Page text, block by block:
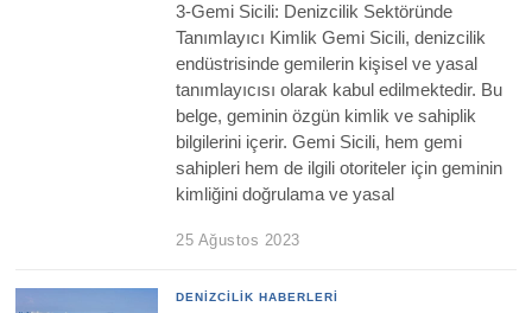
3-Gemi Sicili: Denizcilik Sektöründe
Tanımlayıcı Kimlik Gemi Sicili, denizcilik
endüstrisinde gemilerin kişisel ve yasal
tanımlayıcısı olarak kabul edilmektedir. Bu
belge, geminin özgün kimlik ve sahiplik
bilgilerini içerir. Gemi Sicili, hem gemi
sahipleri hem de ilgili otoriteler için geminin
kimliğini doğrulama ve yasal
25 Ağustos 2023
DENIZCILIK HABERLERI